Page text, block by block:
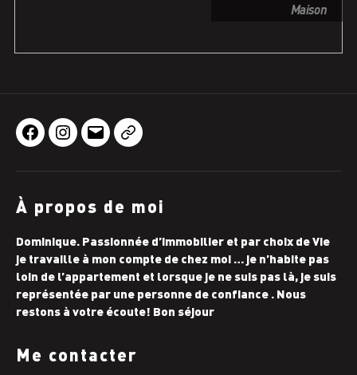
Maison
FacebookInstagram
E-
Téléphone
À propos de moi
Dominique. Passionnée d’immobilier et par choix de Vie
je travaille à mon compte de chez moi … je n’habite pas
loin de l’appartement et lorsque je ne suis pas là, je suis
représentée par une personne de confiance . Nous
restons à votre écoute! Bon séjour
Me contacter